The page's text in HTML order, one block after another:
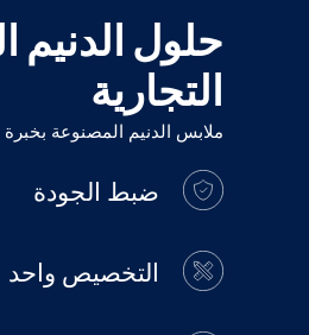
حلول
التجارية
ملابس الدنيم المصنوعة بخبرة
ضبط الجودة
التخصيص واحد